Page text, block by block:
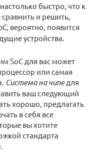
быстро, что к
и решить,
, вероятно, появится
устройства.
SoC для вас может
или самая
Система на чипедля
ваш следующий
хорошо, предлагать
в себя все
вы хотите
стандарта